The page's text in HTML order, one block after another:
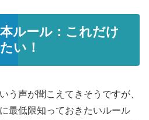
ルール：これだけ
い！
う声が聞こえてきそうですが、
最低限知っておきたいルール